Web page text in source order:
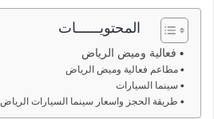
المحتويــــــات
فعالية وميض الرياض
مطاعم فعالية وميض الرياض
سينما السيارات
طريقة الحجز واسعار سينما السيارات الرياض